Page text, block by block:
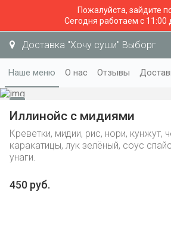
Пожалуйста, зайдите
Сегодня работаем с 11:00
Доставка "Хочу суши" Выборг
Наше меню О нас Отзывы
Иллинойс с мидиями
Креветки, мидии, рис, нори, кунжут,
каракатицы, лук зелёный, соус
унаги.
450 руб.